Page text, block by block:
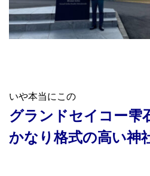
いや本当にこの
グランドセイコー雫
かなり格式の高い神